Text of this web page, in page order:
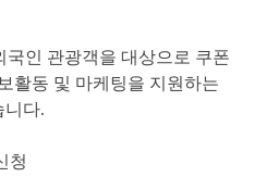
인 관광객을 대상으로 쿠폰
활동 및 마케팅을 지원하는
니다.
청